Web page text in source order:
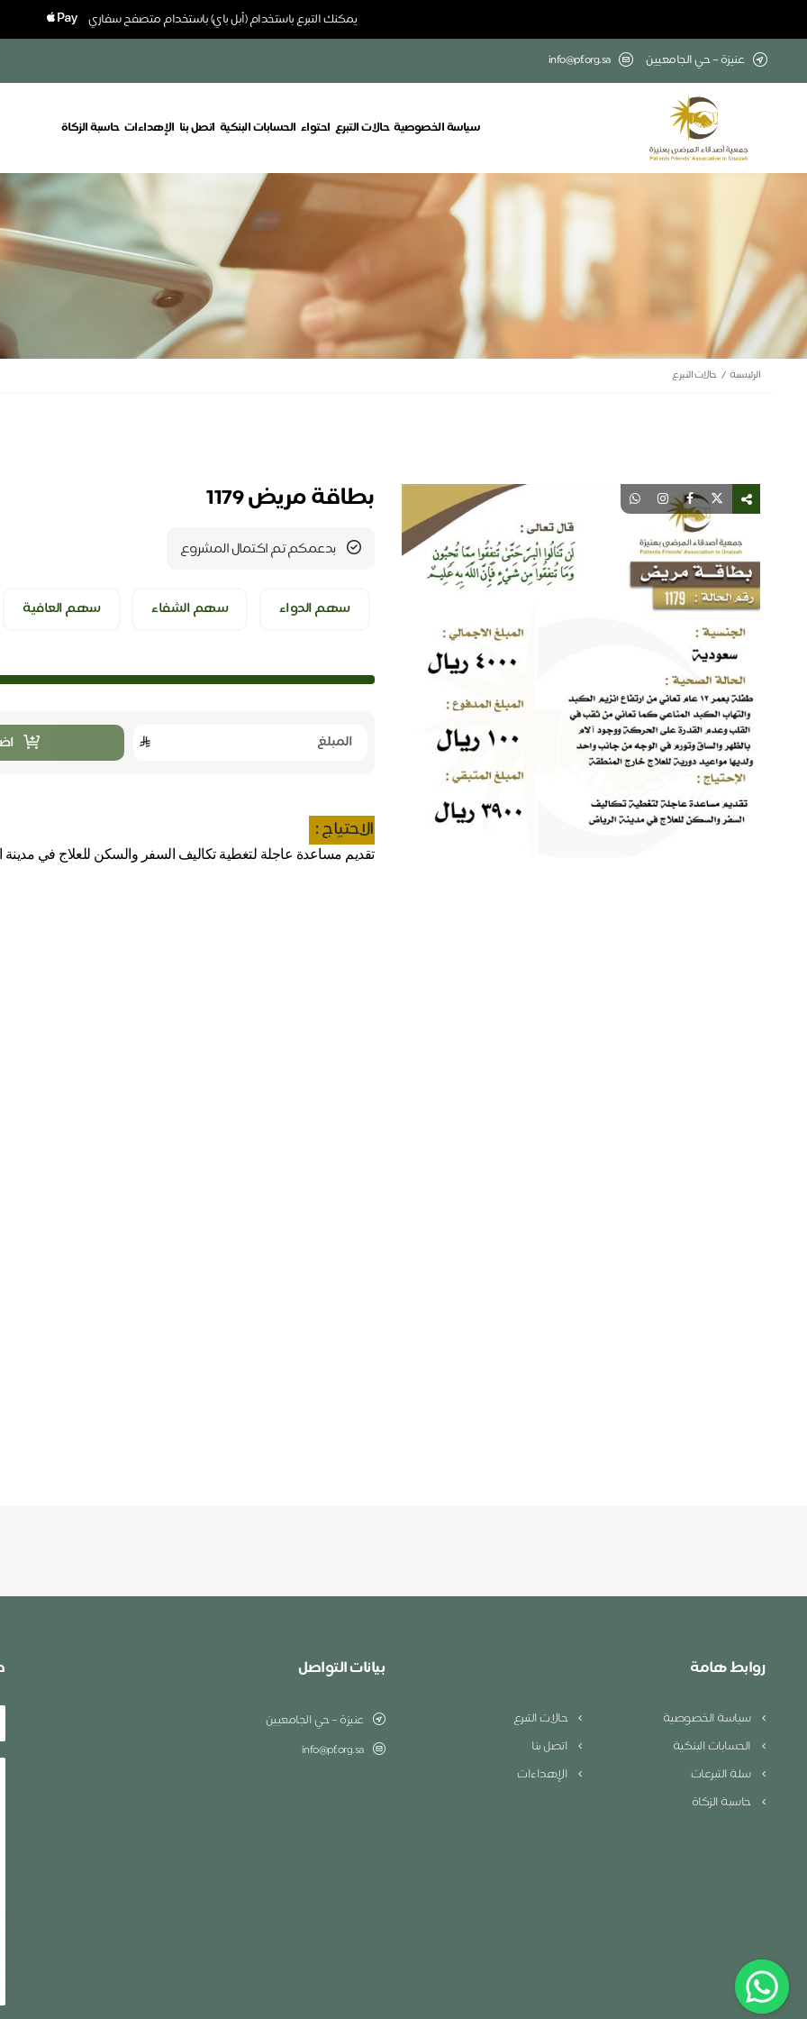
يمكنك التبرع باستخدام (أبل باي) باستخدام متصفح سفاري
عنيزة – حي الجامعيين info@pf.org.sa
سياسة الخصوصية حالات التبرع احتواء الحسابات البنكية اتصل بنا الإهداءات حاسبة الزكاة
الرئيسية حالات التبرع
بطاقة مريض 1179
بدعمكم تم اكتمال المشروع
سهم الدواء سهم الشفاء سهم العافية
الاحتياج :
تقديم مساعدة عاجلة لتغطية تكاليف السفر والسكن للعلاج في مدينة
روابط هامة
سياسة الخصوصية
حالات التبرع
الحسابات البنكية
اتصل بنا
سلة التبرعات
الإهداءات
حاسبة الزكاة
بيانات التواصل
عنيزة – حي الجامعيين
info@pf.org.sa